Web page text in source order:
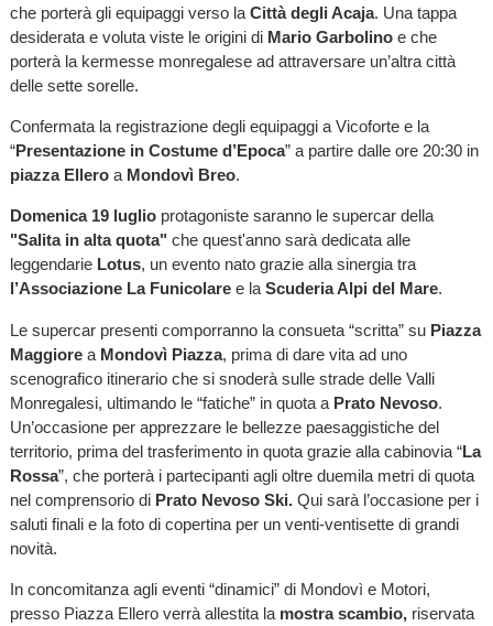
che porterà gli equipaggi verso la Città degli Acaja. Una tappa
desiderata e voluta viste le origini di Mario Garbolino e che
porterà la kermesse monregalese ad attraversare un’altra città
delle sette sorelle.
Confermata la registrazione degli equipaggi a Vicoforte e la
“Presentazione in Costume d’Epoca” a partire dalle ore 20:30 in
piazza Elleroa Mondovì Breo.
Domenica 19 luglio protagoniste saranno le supercar della
"Salita in alta quota" che quest'anno sarà dedicata alle
leggendarie Lotus, un evento nato grazie alla sinergia tra
l’Associazione La Funicolaree laScuderia Alpi del Mare.
Le supercar presenti comporranno la consueta “scritta” su Piazza
Maggiorea Mondovì Piazza, prima di dare vita ad uno
scenografico itinerario che si snoderà sulle strade delle Valli
Monregalesi, ultimando le “fatiche” in quota a Prato Nevoso.
Un’occasione per apprezzare le bellezze paesaggistiche del
territorio, prima del trasferimento in quota grazie alla cabinovia “La
Rossa”, che porterà i partecipanti agli oltre duemila metri di quota
nel comprensorio di Prato Nevoso Ski. Qui sarà l’occasione per i
saluti finali e la foto di copertina per un venti-ventisette di grandi
novità.
In concomitanza agli eventi “dinamici” di Mondovì e Motori,
presso Piazza Ellero verrà allestita la mostra scambio,riservata